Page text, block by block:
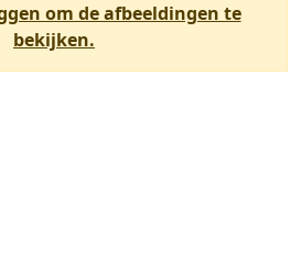
om de afbeeldingen te
bekijken.